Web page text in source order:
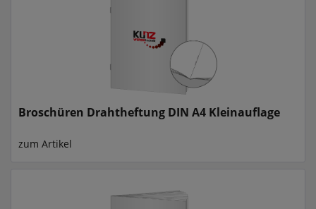
Broschüren Drahtheftung DIN A4 Kleinauflage
zum Artikel